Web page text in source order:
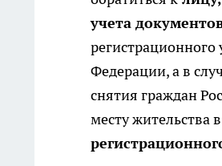
учета
регистрационного
Федерации, а в
снятия граждан
месту жительства